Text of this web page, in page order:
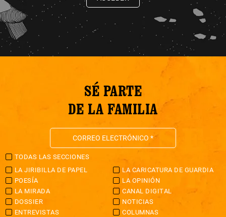
SÉ PARTE
DE LA FAMILIA
TODAS LAS SECCIONES
LA JIRIBILLA DE PAPEL
LA CARICATURA DE GUARDIA
POESÍA
LA OPINIÓN
LA MIRADA
CANAL DIGITAL
DOSSIER
NOTICIAS
ENTREVISTAS
COLUMNAS